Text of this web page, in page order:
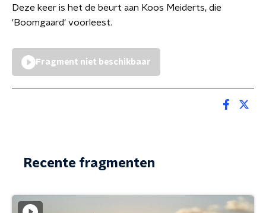
Deze keer is het de beurt aan Koos Meiderts, die
'Boomgaard' voorleest.
Fragment niet beschikbaar
Recente fragmenten